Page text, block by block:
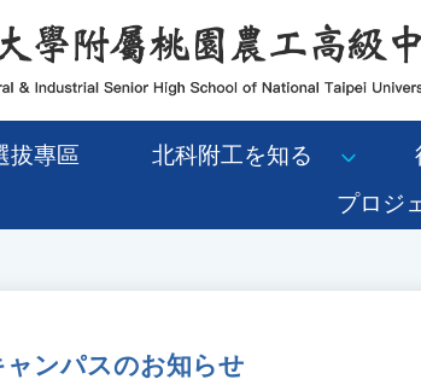
拔專區 北科附工を知る
プロジ
ャンパスのお知らせ